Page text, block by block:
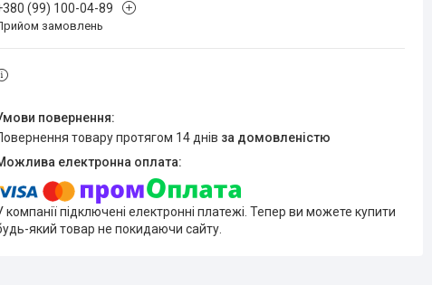
(99) 100-04-89
замовлень
повернення товару протягом 14 днів за домовленістю
компанії підключені електронні платежі. Тепер ви можете купити
який товар не покидаючи сайту.